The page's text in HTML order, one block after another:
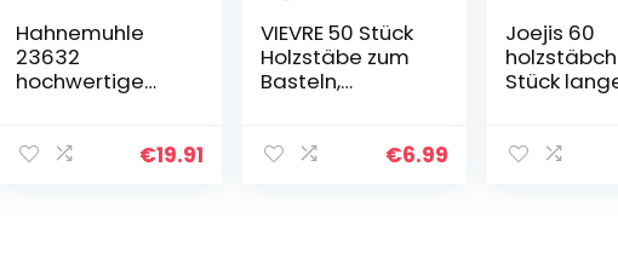
Hahnemuhle
23632
hochwertige
€19.91
VIEVRE 50 Stück
Holzstäbe zum
Basteln,
Crafts Dowels
€6.99
Joejis 60
Stück
Bambusholz